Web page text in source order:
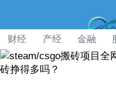
财经 产经 金融
区域
人物 公共